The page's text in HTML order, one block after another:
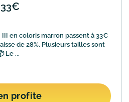
33€
III en coloris marron passent à 33€
de 28%. Plusieurs tailles sont
Le ...
profite